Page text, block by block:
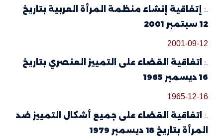
إتفاقية إنشاء منظمة المرأة العربية بتاريخ
12 سبتمبر 2001
2001-09-12
اتفاقية القضاء على التمييز العنصري بتاريخ
16 ديسمبر 1965
1965-12-16
اتفاقية القضاء على جميع أشكال التمييز ضد
المرأة بتاريخ 18 ديسمبر 1979